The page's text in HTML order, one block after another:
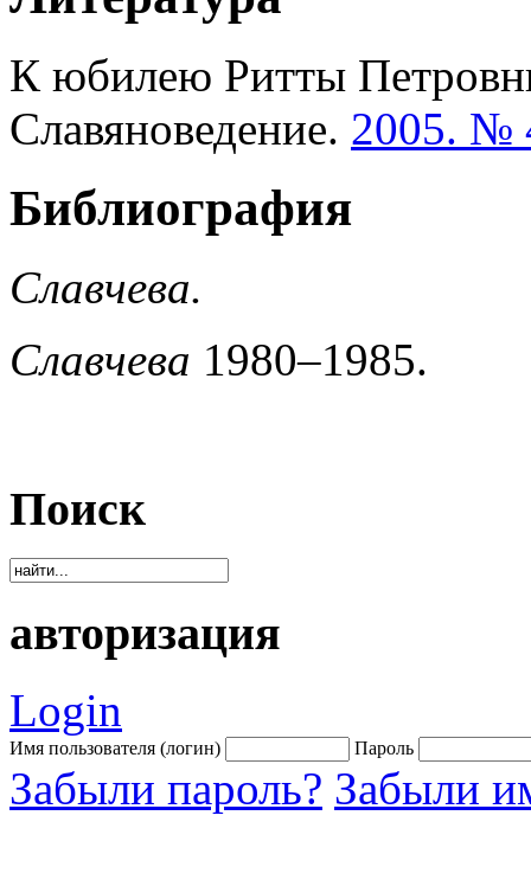
К юбилею Ритты
Славяноведение. 2005. №
Библиография
Славчева.
Славчева 1980–1985.
Поиск
авторизация
Login
Имя пользователя (логин) Пароль
Забыли пароль? Забыли